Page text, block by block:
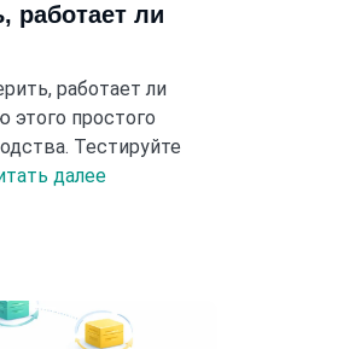
работает ли
работает ли
простого
Тестируйте
далее